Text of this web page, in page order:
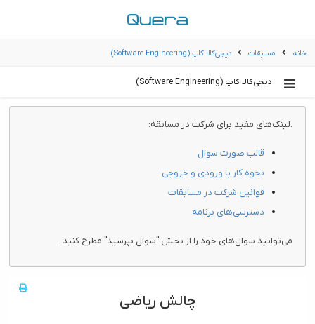
خانه مسابقات دیجی‌کالا کاپ (Software Engineering)
دیجی‌کالا کاپ (Software Engineering)
.لینک‌های مفید برای شرکت در مسابقه:
قالب صورت سوال
نحوه کار با ورودی و خروجی
قوانین شرکت در مسابقات
دسترسی‌های برنامه
می‌توانید سوال‌های خود را از بخش "سوال بپرسید" مطرح کنید.
چالش ریاضی